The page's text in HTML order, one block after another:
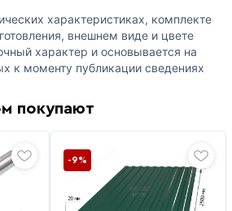
характеристиках, комплекте
внешнем виде и цвете
характер и основывается на
к моменту публикации сведениях
покупают
-9%